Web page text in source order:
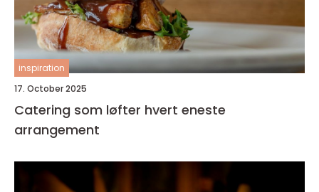
inspiration
17. October 2025
Catering som løfter hvert eneste
arrangement